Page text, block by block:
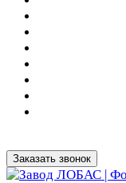
Заказать звонок